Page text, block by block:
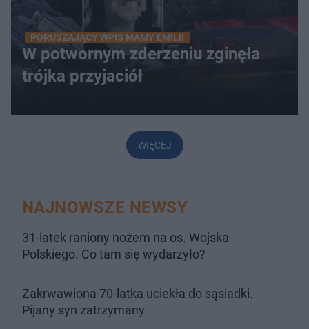
PORUSZAJĄCY WPIS MAMY EMILII
W potwornym zderzeniu zginęła
trójka przyjaciół
WIĘCEJ
NAJNOWSZE NEWSY
31-latek raniony nożem na os. Wojska
Polskiego. Co tam się wydarzyło?
Zakrwawiona 70-latka uciekła do sąsiadki.
Pijany syn zatrzymany